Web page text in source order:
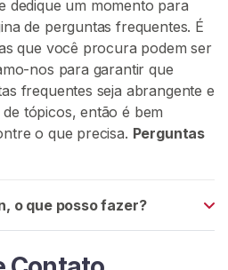
dedique um momento para
de perguntas frequentes. É
que você procura podem ser
nos para garantir que
frequentes seja abrangente e
tópicos, então é bem
o que precisa. Perguntas
o que posso fazer?